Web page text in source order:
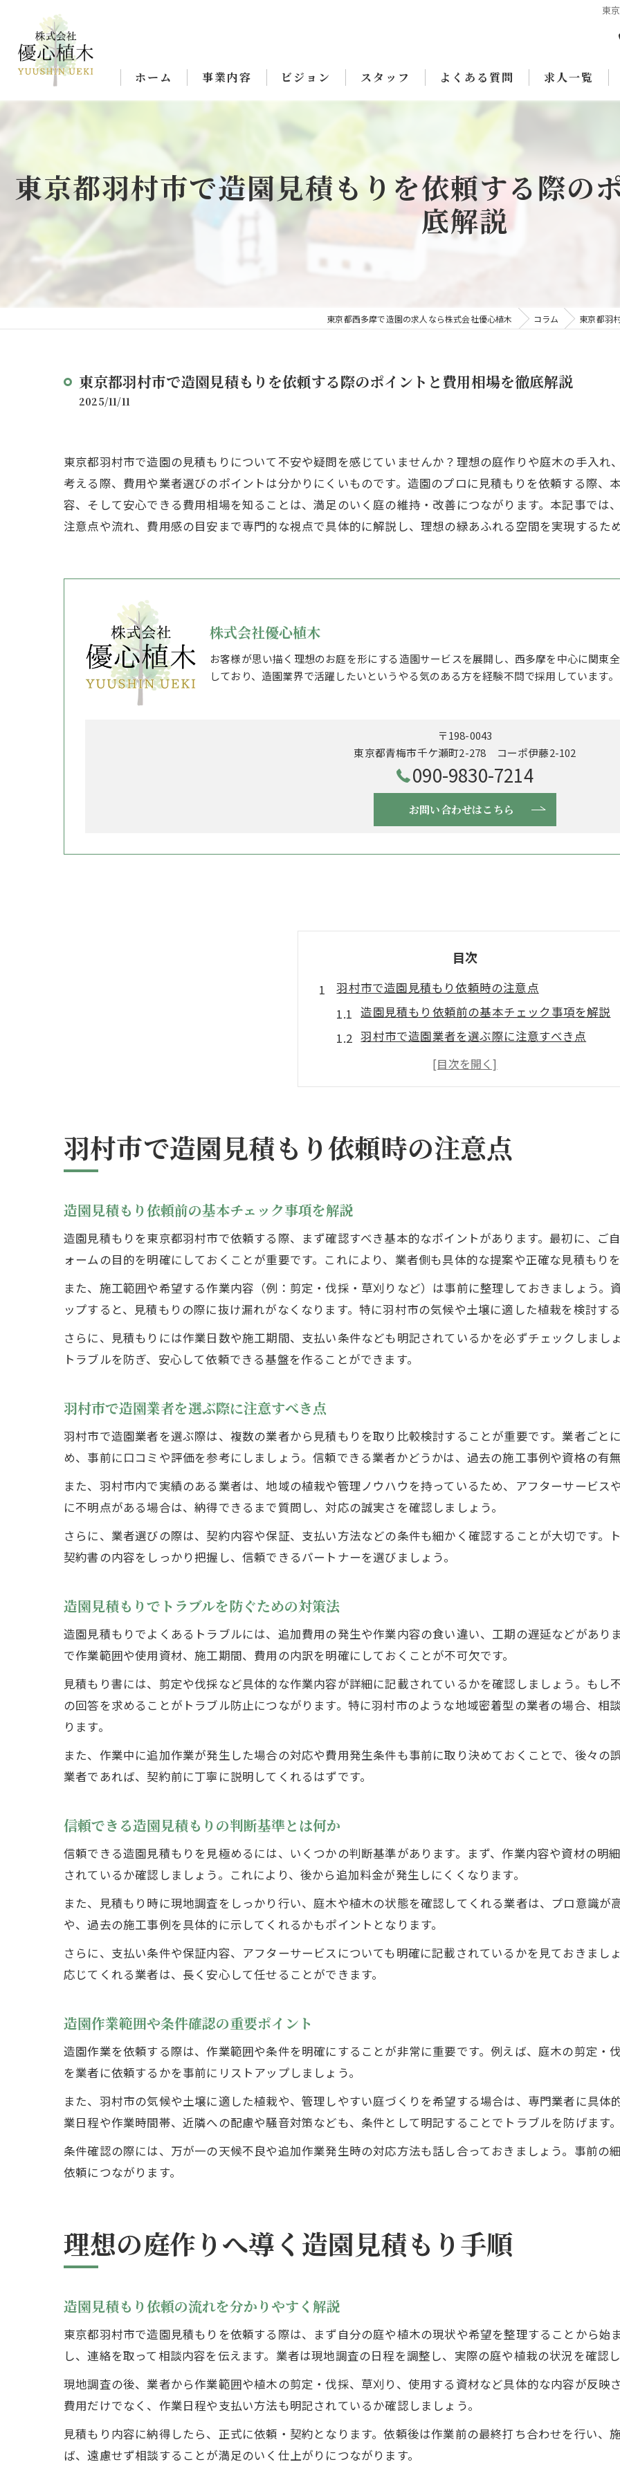
東
ホーム 事業内容 ビジョン スタッフ よくある質問 求人一覧
東京都羽村市で造園見積もりを依頼する際の
底解説
東京都西多摩で造園の求人なら株式会社優心植木 コラム 東京都羽
東京都羽村市で造園見積もりを依頼する際のポイントと費用相場を徹底解説
2025/11/11
東京都羽村市で造園の見積もりについて不安や疑問を感じていませんか？理想の庭作りや庭木の手入れ
考える際、費用や業者選びのポイントは分かりにくいものです。造園のプロに見積もりを依頼する際、
容、そして安心できる費用相場を知ることは、満足のいく庭の維持・改善につながります。本記事では
注意点や流れ、費用感の目安まで専門的な視点で具体的に解説し、理想の緑あふれる空間を実現するた
株式会社優心植木
お客様が思い描く理想のお庭を形にする造園サービスを展開し、西多摩を中心に関東
しており、造園業界で活躍したいというやる気のある方を経験不問で採用しています。
〒198-0043
東京都青梅市千ケ瀬町2-278 コーポ伊藤2-102
090-9830-7214
お問い合わせはこちら
目次
羽村市で造園見積もり依頼時の注意点
造園見積もり依頼前の基本チェック事項を解説
羽村市で造園業者を選ぶ際に注意すべき点
造園見積もりでトラブルを防ぐための対策法
信頼できる造園見積もりの判断基準とは何か
理想の庭作りへ導く造園見積もり手順
造園見積もり依頼の流れを分かりやすく解説
現地調査を含めた造園見積もりの手順詳細
初めての造園見積もり依頼でも安心の手順
造園見積もりにおける費用相場を把握しよう
羽村市の造園費用相場を知るための目安とは
複数業者の造園見積もり比較ポイント解説
サービス内容と造園料金の違いを正しく理解
造園見積もりの見落としやすい注意点とは
造園業者の対応やサービスの質を比較しよう
アフターサービスが充実した造園業者を選ぶ
口コミや評判も活用した造園業者の選定方法
無料現地調査付き造園サービスの魅力
造園サービス選びで現地調査が役立つ場面
造園見積もり前の現地調査で得られる安心感
羽村市で造園見積もり依頼時の注意点
造園見積もり依頼前の基本チェック事項を解説
造園見積もりを東京都羽村市で依頼する際、まず確認すべき基本的なポイントがあります。最初に、ご
ォームの目的を明確にしておくことが重要です。これにより、業者側も具体的な提案や正確な見積もりを
また、施工範囲や希望する作業内容（例：剪定・伐採・草刈りなど）は事前に整理しておきましょう。
ップすると、見積もりの際に抜け漏れがなくなります。特に羽村市の気候や土壌に適した植栽を検討す
さらに、見積もりには作業日数や施工期間、支払い条件なども明記されているかを必ずチェックしまし
トラブルを防ぎ、安心して依頼できる基盤を作ることができます。
羽村市で造園業者を選ぶ際に注意すべき点
羽村市で造園業者を選ぶ際は、複数の業者から見積もりを取り比較検討することが重要です。業者ごと
め、事前に口コミや評価を参考にしましょう。信頼できる業者かどうかは、過去の施工事例や資格の有
また、羽村市内で実績のある業者は、地域の植栽や管理ノウハウを持っているため、アフターサービス
に不明点がある場合は、納得できるまで質問し、対応の誠実さを確認しましょう。
さらに、業者選びの際は、契約内容や保証、支払い方法などの条件も細かく確認することが大切です。
契約書の内容をしっかり把握し、信頼できるパートナーを選びましょう。
造園見積もりでトラブルを防ぐための対策法
造園見積もりでよくあるトラブルには、追加費用の発生や作業内容の食い違い、工期の遅延などがあり
で作業範囲や使用資材、施工期間、費用の内訳を明確にしておくことが不可欠です。
見積もり書には、剪定や伐採など具体的な作業内容が詳細に記載されているかを確認しましょう。もし
の回答を求めることがトラブル防止につながります。特に羽村市のような地域密着型の業者の場合、相
ります。
また、作業中に追加作業が発生した場合の対応や費用発生条件も事前に取り決めておくことで、後々の
業者であれば、契約前に丁寧に説明してくれるはずです。
信頼できる造園見積もりの判断基準とは何か
信頼できる造園見積もりを見極めるには、いくつかの判断基準があります。まず、作業内容や資材の明
されているか確認しましょう。これにより、後から追加料金が発生しにくくなります。
また、見積もり時に現地調査をしっかり行い、庭木や植木の状態を確認してくれる業者は、プロ意識が
や、過去の施工事例を具体的に示してくれるかもポイントとなります。
さらに、支払い条件や保証内容、アフターサービスについても明確に記載されているかを見ておきまし
応じてくれる業者は、長く安心して任せることができます。
造園作業範囲や条件確認の重要ポイント
造園作業を依頼する際は、作業範囲や条件を明確にすることが非常に重要です。例えば、庭木の剪定・
を業者に依頼するかを事前にリストアップしましょう。
また、羽村市の気候や土壌に適した植栽や、管理しやすい庭づくりを希望する場合は、専門業者に具体
業日程や作業時間帯、近隣への配慮や騒音対策なども、条件として明記することでトラブルを防げます。
条件確認の際には、万が一の天候不良や追加作業発生時の対応方法も話し合っておきましょう。事前の
依頼につながります。
理想の庭作りへ導く造園見積もり手順
造園見積もり依頼の流れを分かりやすく解説
東京都羽村市で造園見積もりを依頼する際は、まず自分の庭や植木の現状や希望を整理することから始
し、連絡を取って相談内容を伝えます。業者は現地調査の日程を調整し、実際の庭や植栽の状況を確認し
現地調査の後、業者から作業範囲や植木の剪定・伐採、草刈り、使用する資材など具体的な内容が反映
費用だけでなく、作業日程や支払い方法も明記されているか確認しましょう。
見積もり内容に納得したら、正式に依頼・契約となります。依頼後は作業前の最終打ち合わせを行い、
ば、遠慮せず相談することが満足のいく仕上がりにつながります。